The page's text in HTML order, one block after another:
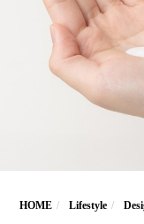
HOME Lifestyle